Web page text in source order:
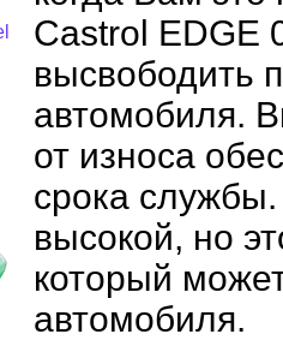
Castrol EDGE
высвободить
автомобиля.
от износа
срока
высокой, но
который
автомобиля.